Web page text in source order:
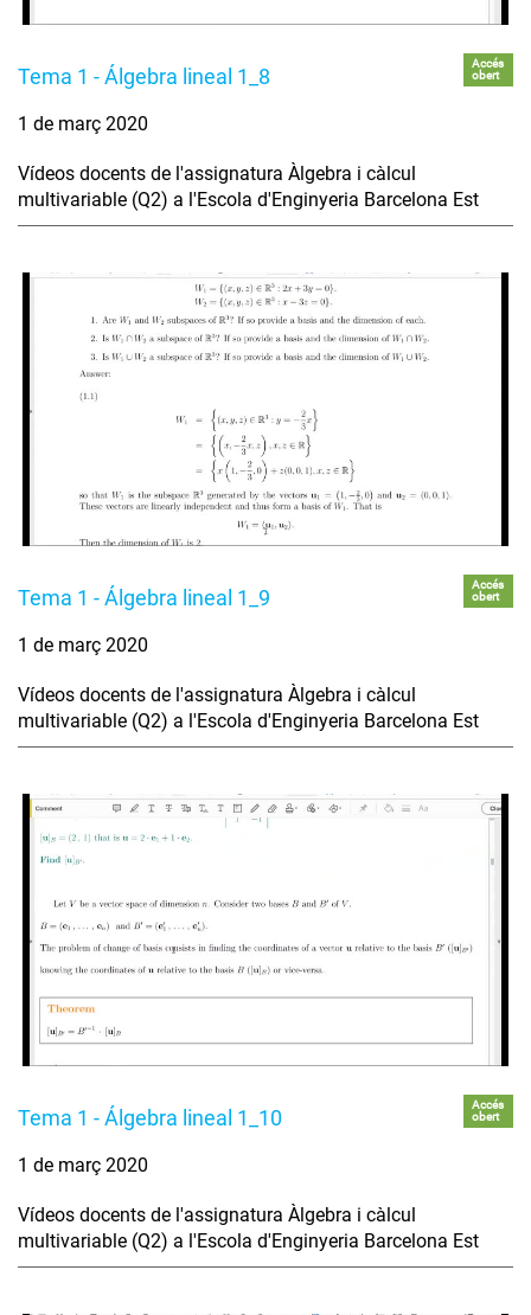
Tema 1 - Álgebra lineal 1_8
Accés
obert
1 de març 2020
Vídeos docents de l'assignatura Àlgebra i càlcul
multivariable (Q2) a l'Escola d'Enginyeria Barcelona Est
Tema 1 - Álgebra lineal 1_9
Accés
obert
1 de març 2020
Vídeos docents de l'assignatura Àlgebra i càlcul
multivariable (Q2) a l'Escola d'Enginyeria Barcelona Est
Tema 1 - Álgebra lineal 1_10
Accés
obert
1 de març 2020
Vídeos docents de l'assignatura Àlgebra i càlcul
multivariable (Q2) a l'Escola d'Enginyeria Barcelona Est